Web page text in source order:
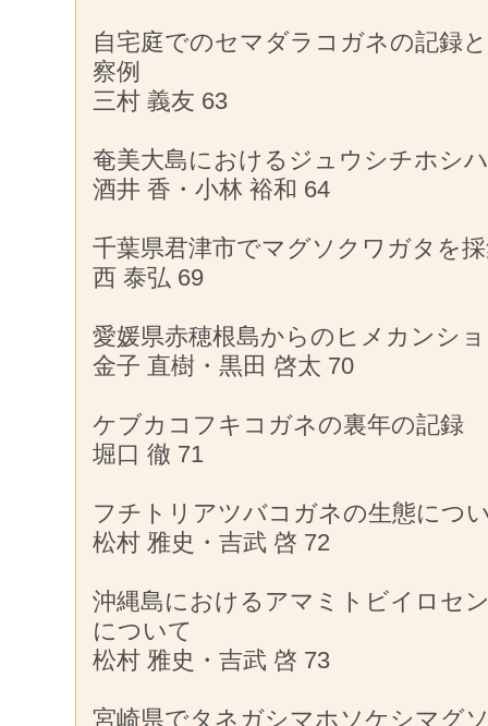
自宅庭でのセマダラコガネの記録
察例
三村 義友 63
奄美大島におけるジュウシチホシ
酒井 香・小林 裕和 64
千葉県君津市でマグソクワガタを
西 泰弘 69
愛媛県赤穂根島からのヒメカンシ
金子 直樹・黒田 啓太 70
ケブカコフキコガネの裏年の記録
堀口 徹 71
フチトリアツバコガネの生態につ
松村 雅史・吉武 啓 72
沖縄島におけるアマミトビイロセ
について
松村 雅史・吉武 啓 73
宮崎県でタネガシマホソケシマグ